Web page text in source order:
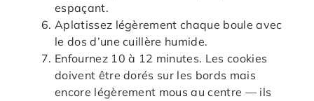
espaçant.
Aplatissez légèrement chaque boule avec
le dos d’une cuillère humide.
Enfournez 10 à 12 minutes. Les cookies
doivent être dorés sur les bords mais
encore légèrement mous au centre — ils